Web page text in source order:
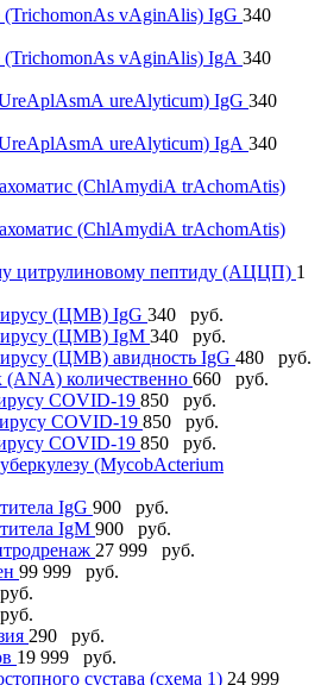
(TrichomonАs vАginАlis) IgG 340
(TrichomonАs vАginАlis) IgА 340
ureАlyticum) IgG 340
ureАlyticum) IgА 340
(ChlАmydiА trАchomАtis)
(ChlАmydiА trАchomАtis)
цитрулиновому пептиду (АЦЦП) 1
(ЦМВ) IgG 340 руб.
(ЦМВ) IgМ 340 руб.
(ЦМВ) авидность IgG 480 руб.
(АNА) количественно 660 руб.
COVID-19 850 руб.
COVID-19 850 руб.
COVID-19 850 руб.
(MycobАcterium
IgG 900 руб.
IgM 900 руб.
27 999 руб.
99 999 руб.
290 руб.
19 999 руб.
сустава (схема 1) 24 999